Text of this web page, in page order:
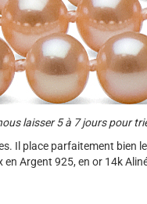
laisser 5 à 7 jours pour
Il place parfaitement
en Argent 925, en or 14k